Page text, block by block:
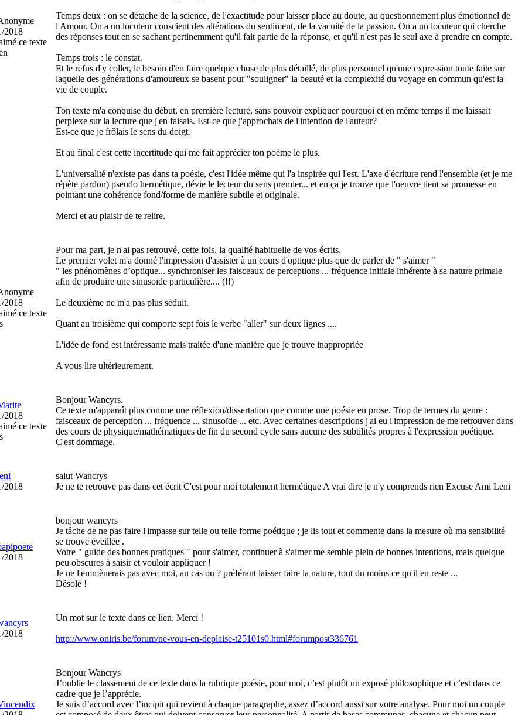
2018
ce texte
Temps deux : on se détache de la science, de l'exactitude pour laisser place au doute, au questionnement plus émotionnel de
l'Amour. On a un locuteur conscient des altérations du sentiment, de la vacuité de la passion. On a un locuteur qui cherche
des réponses tout en se sachant pertinemment qu'il fait partie de la réponse, et qu'il n'est pas le seul axe à prendre en compte.
Temps trois : le constat.
Et le refus d'y coller, le besoin d'en faire quelque chose de plus détaillé, de plus personnel qu'une expression toute faite sur
laquelle des générations d'amoureux se basent pour "souligner" la beauté et la complexité du voyage en commun qu'est la
vie de couple.
Ton texte m'a conquise du début, en première lecture, sans pouvoir expliquer pourquoi et en même temps il me laissait
perplexe sur la lecture que j'en faisais. Est-ce que j'approchais de l'intention de l'auteur?
Est-ce que je frôlais le sens du doigt.
Et au final c'est cette incertitude qui me fait apprécier ton poème le plus.
L'universalité n'existe pas dans ta poésie, c'est l'idée même qui l'a inspirée qui l'est. L'axe d'écriture rend l'ensemble (et je me
répète pardon) pseudo hermétique, dévie le lecteur du sens premier... et en ça je trouve que l'oeuvre tient sa promesse en
pointant une cohérence fond/forme de manière subtile et originale.
Merci et au plaisir de te relire.
2018
ce texte
Pour ma part, je n'ai pas retrouvé, cette fois, la qualité habituelle de vos écrits.
Le premier volet m'a donné l'impression d'assister à un cours d'optique plus que de parler de " s'aimer "
" les phénomènes d’optique... synchroniser les faisceaux de perceptions ... fréquence initiale inhérente à sa nature primale
afin de produire une sinusoïde particulière.... (!!)
Le deuxième ne m'a pas plus séduit.
Quant au troisième qui comporte sept fois le verbe "aller" sur deux lignes ....
L'idée de fond est intéressante mais traitée d'une manière que je trouve inappropriée
A vous lire ultérieurement.
2018
ce texte
Bonjour Wancyrs.
Ce texte m'apparaît plus comme une réflexion/dissertation que comme une poésie en prose. Trop de termes du genre :
faisceaux de perception ... fréquence ... sinusoïde ... etc. Avec certaines descriptions j'ai eu l'impression de me retrouver dans
des cours de physique/mathématiques de fin du second cycle sans aucune des subtilités propres à l'expression poétique.
C'est dommage.
2018
salut Wancrys
Je ne te retrouve pas dans cet écrit C'est pour moi totalement hermétique A vrai dire je n'y comprends rien Excuse Ami Leni
2018
bonjour wancyrs
Je tâche de ne pas faire l'impasse sur telle ou telle forme poétique ; je lis tout et commente dans la mesure où ma sensibilité
se trouve éveillée .
Votre " guide des bonnes pratiques " pour s'aimer, continuer à s'aimer me semble plein de bonnes intentions, mais quelque
peu obscures à saisir et vouloir appliquer !
Je ne l'emmènerais pas avec moi, au cas ou ? préférant laisser faire la nature, tout du moins ce qu'il en reste ...
Désolé !
2018
Un mot sur le texte dans ce lien. Merci !
http://www.oniris.be/forum/ne-vous-en-deplaise-t25101s0.html#forumpost336761
Bonjour Wancrys
J’oublie le classement de ce texte dans la rubrique poésie, pour moi, c’est plutôt un exposé philosophique et c’est dans ce
cadre que je l’apprécie.
Je suis d’accord avec l’incipit qui revient à chaque paragraphe, assez d’accord aussi sur votre analyse. Pour moi un couple